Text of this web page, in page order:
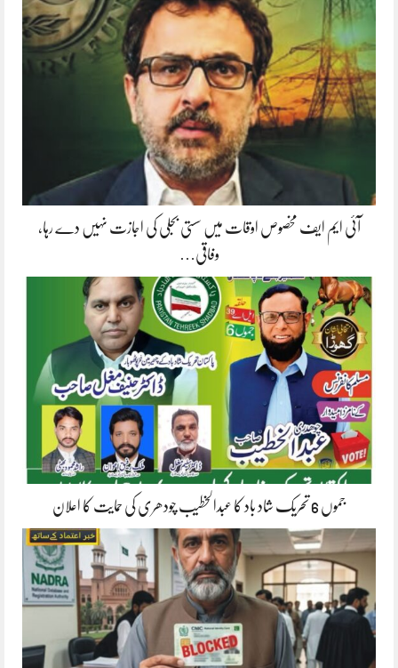
آئی ایم ایف مخصوص اوقات میں سستی بجلی کی اجازت نہیں دے رہا،
وفاقی…
جموں 6 تحریک شاد باد کا عبدالخطیب چودھری کی حمایت کا اعلان